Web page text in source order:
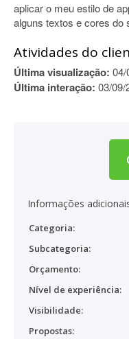
aplicar o meu estilo de
alguns textos e cores do
Atividades do
Última visualização: 04/
Última interação: 03/09/
Informações
Categoria:
Subcategoria:
Orçamento:
Nível de experiência:
Visibilidade:
Propostas: